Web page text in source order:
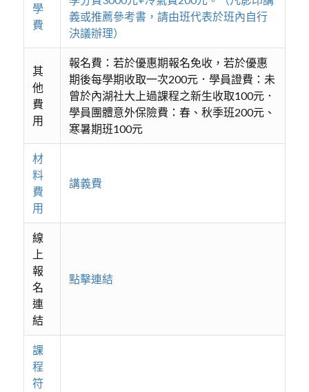
學
費
義或推薦參考書，請由班代表於班內自行
決議辦理）
其
他
費
用
報名費：若於優惠期報名免收，若於優惠
期後每學期收取一次200元．學員證費：未
曾於內湖社大上過課程之新生收取100元．
學員團體意外保險費：春、秋季班200元、
寒暑期班100元
材
料
費
用
講義費
線
上
報
名
連
結
點擊連結
課
程
符